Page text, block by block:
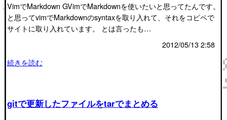
VimでMarkdown GVimでMarkdownを使いたいと思ってたんです。
と思ってvimでMarkdownのsyntaxを取り入れて、それをコピペで
サイトに取り入れています。 とは言ったも…
2012/05/13 2:58
続きを読む
gitで更新したファイルをtarでまとめる